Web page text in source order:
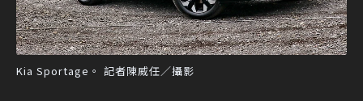
Kia Sportage。 記者陳威任／攝影